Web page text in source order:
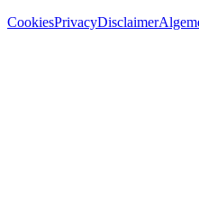
CookiesPrivacyDisclaimer